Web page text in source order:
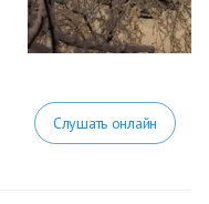
Слушать онлайн